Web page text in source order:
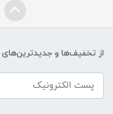
از تخفیف‌ها و جدیدترین‌های